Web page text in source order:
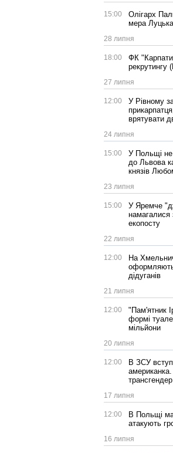
15:00
Олігарх
мера Луцька
28 липня
18:00
ФК
рекрутингу
27 липня
12:00
У Рівному
врятувати
24 липня
15:00
У Польщі не
до Львова
князів
23 липня
15:00
У Яремче
намагалися
екопосту
22 липня
12:00
На
дідуганів
21 липня
12:00
"Пам'ятник
формі
мільйони
20 липня
12:00
В ЗСУ
трансгендер
17 липня
12:00
В Польщі
атакують
16 липня